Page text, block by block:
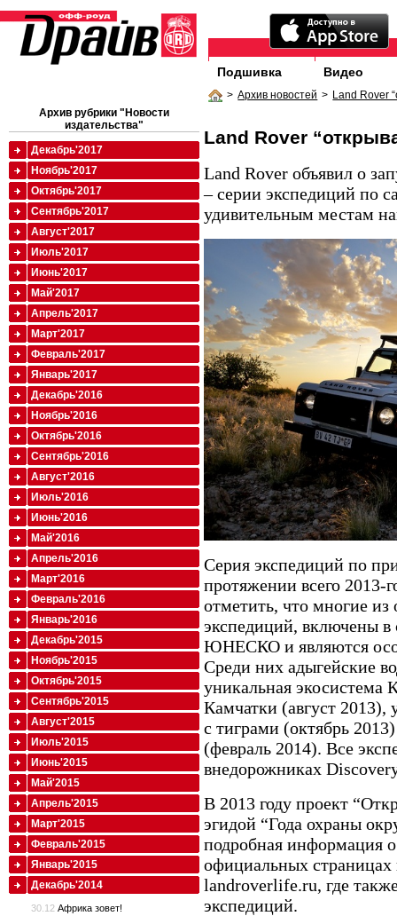
Подшивка Видео
> Архив новостей > Land Rover
Land Rover
Land Rover объявил о
– серии экспедиций по
удивительным местам
Серия экспедиций по
протяжении всего 2013-
отметить, что многие
экспедиций, включены в
ЮНЕСКО и являются
Среди них адыгейские
уникальная экосистема
Камчатки (август 2013),
с тиграми (октябрь
(февраль 2014). Все
внедорожниках
В 2013 году проект
эгидой “Года охраны
подробная информация
официальных страницах
landroverlife.ru, где
экспедиций.
Архив рубрики "Новости
издательства"
Декабрь'2017
Ноябрь'2017
Октябрь'2017
Сентябрь'2017
Август'2017
Июль'2017
Июнь'2017
Май'2017
Апрель'2017
Март'2017
Февраль'2017
Январь'2017
Декабрь'2016
Ноябрь'2016
Октябрь'2016
Сентябрь'2016
Август'2016
Июль'2016
Июнь'2016
Май'2016
Апрель'2016
Март'2016
Февраль'2016
Январь'2016
Декабрь'2015
Ноябрь'2015
Октябрь'2015
Сентябрь'2015
Август'2015
Июль'2015
Июнь'2015
Май'2015
Апрель'2015
Март'2015
Февраль'2015
Январь'2015
Декабрь'2014
30.12 Африка зовет!